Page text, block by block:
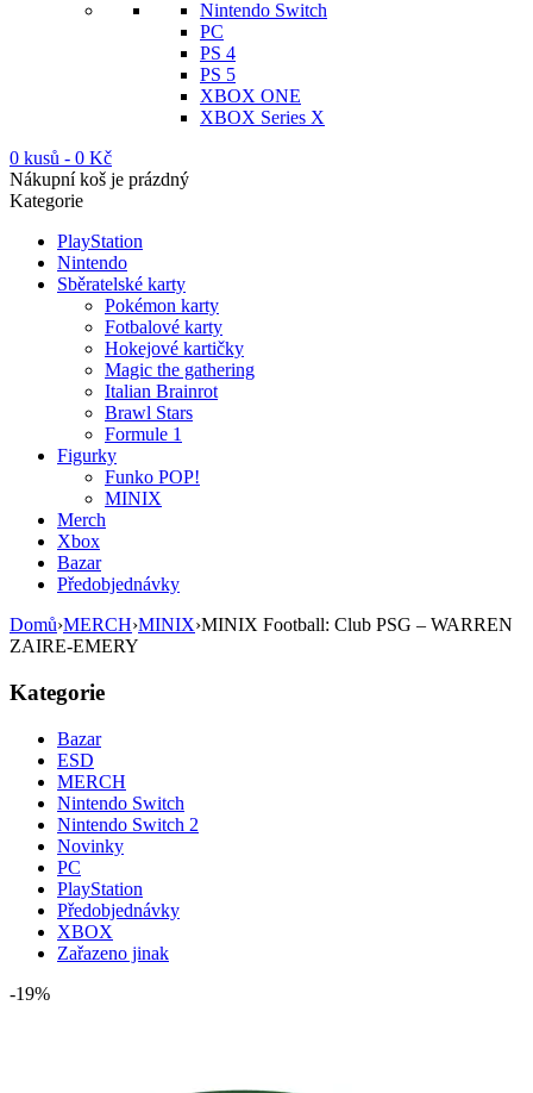
Nintendo Switch
PC
PS 4
PS 5
XBOX ONE
XBOX Series X
0 kusů - 0 Kč
Nákupní koš je prázdný
Kategorie
PlayStation
Nintendo
Sběratelské karty
Pokémon karty
Fotbalové karty
Hokejové kartičky
Magic the gathering
Italian Brainrot
Brawl Stars
Formule 1
Figurky
Funko POP!
MINIX
Merch
Xbox
Bazar
Předobjednávky
Domů›MERCH›MINIX›MINIX Football: Club PSG – WARREN
ZAIRE-EMERY
Kategorie
Bazar
ESD
MERCH
Nintendo Switch
Nintendo Switch 2
Novinky
PC
PlayStation
Předobjednávky
XBOX
Zařazeno jinak
-19%